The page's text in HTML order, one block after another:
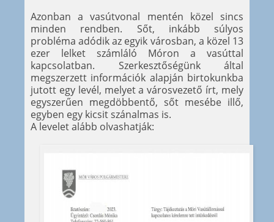
Azonban a vasútvonal mentén közel sincs
minden rendben. Sőt, inkább súlyos
probléma adódik az egyik városban, a közel 13
ezer lelket számláló Móron a vasúttal
kapcsolatban. Szerkesztőségünk által
megszerzett információk alapján birtokunkba
jutott egy levél, melyet a városvezető írt, mely
egyszerűen megdöbbentő, sőt mesébe illő,
egyben egy kicsit szánalmas is.
A levelet alább olvashatják: